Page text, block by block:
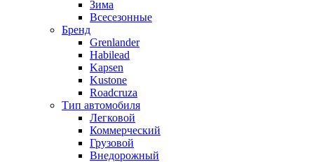
Зима
Всесезонные
Бренд
Grenlander
Habilead
Kapsen
Kustone
Roadcruza
Тип автомобиля
Легковой
Коммерческий
Грузовой
Внедорожный